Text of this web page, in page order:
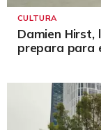
CULTURA
Damien Hirst,
prepara para